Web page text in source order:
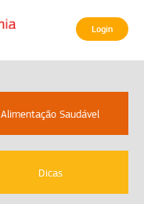
Login
Alimentação Saudável
Dicas